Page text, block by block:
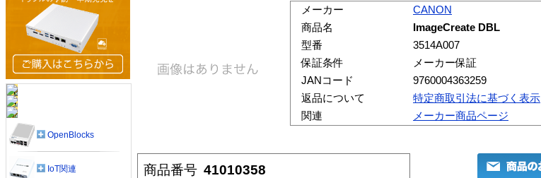
メーカー
CANON
商品名
ImageCreate DBL
型番
3514A007
保証条件
メーカー保証
JANコード
9760004363259
返品について
特定商取引法に基づく表示
関連
メーカー商品ページ
商品番号 41010358
OpenBlocks
IoT関連